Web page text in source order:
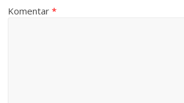
Komentar*